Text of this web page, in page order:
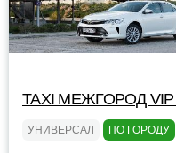
TAXI МЕЖГОРОД VIP
УНИВЕРСАЛ ПО ГОРОДУ